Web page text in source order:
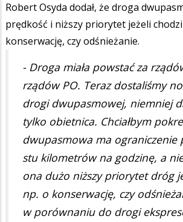
Robert Osyda dodał, że droga
prędkość i niższy priorytet jeżeli
konserwację, czy odśnieżanie.
- Droga miała powstać za
rządów PO. Teraz dostaliśmy
drogi dwupasmowej, niemniej
tylko obietnica. Chciałbym
dwupasmowa ma ograniczenie
stu kilometrów na godzinę, a
ona dużo niższy priorytet dróg
np. o konserwację, czy
w porównaniu do drogi